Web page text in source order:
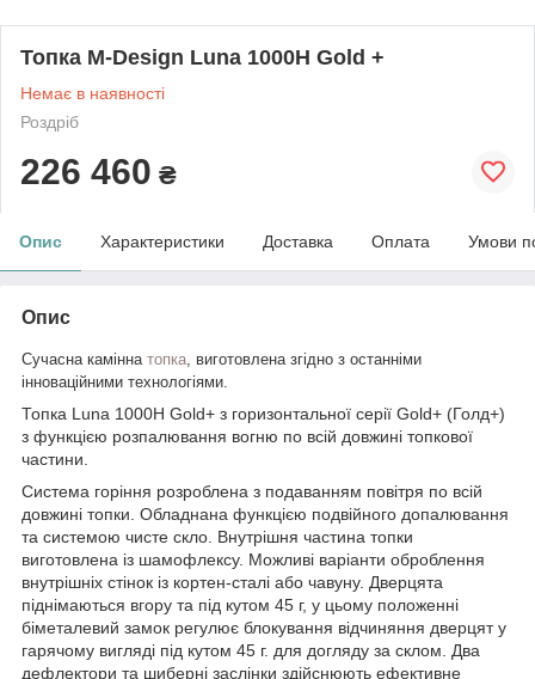
Топка M-Design Luna 1000H Gold +
Немає в наявності
Роздріб
226 460 ₴
Опис Характеристики Доставка Оплата Умови
Опис
Сучасна камінна топка , виготовлена згідно з останніми
інноваційними технологіями.
Топка Luna 1000Н Gold+ з горизонтальної серії Gold+ (Голд+)
з функцією розпалювання вогню по всій довжині топкової
частини.
Система горіння розроблена з подаванням повітря по всій
довжині топки. Обладнана функцією подвійного допалювання
та системою чисте скло. Внутрішня частина топки
виготовлена із шамофлексу. Можливі варіанти оброблення
внутрішніх стінок із кортен-сталі або чавуну. Дверцята
піднімаються вгору та під кутом 45 г, у цьому положенні
біметалевий замок регулює блокування відчиняння дверцят у
гарячому вигляді під кутом 45 г. для догляду за склом. Два
дефлектори та шиберні заслінки здійснюють ефективне